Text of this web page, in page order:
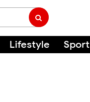
Lifestyle Sport